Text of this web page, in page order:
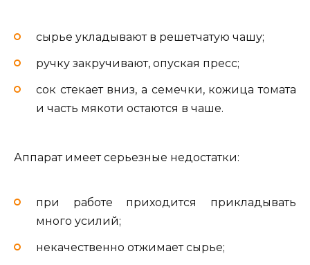
сырье укладывают в решетчатую чашу;
ручку закручивают, опуская пресс;
сок стекает вниз, а семечки, кожица томата
и часть мякоти остаются в чаше.
Аппарат имеет серьезные недостатки:
при работе приходится прикладывать
много усилий;
некачественно отжимает сырье;